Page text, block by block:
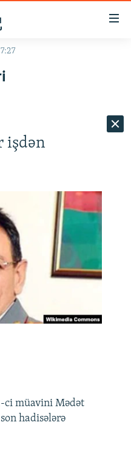
işdən
müavini Mədət
hadisələrə